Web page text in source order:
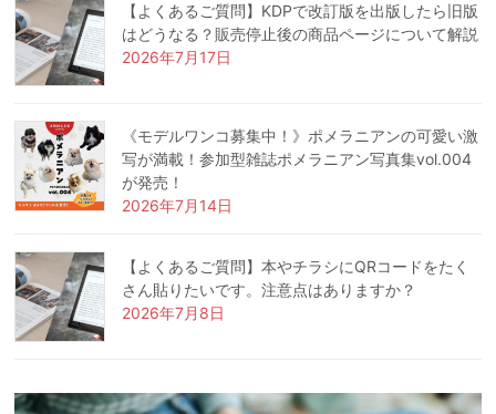
【よくあるご質問】KDPで改訂版を出版したら旧版
はどうなる？販売停止後の商品ページについて解説
2026年7月17日
《モデルワンコ募集中！》ポメラニアンの可愛い激
写が満載！参加型雑誌ポメラニアン写真集vol.004
が発売！
2026年7月14日
【よくあるご質問】本やチラシにQRコードをたく
さん貼りたいです。注意点はありますか？
2026年7月8日